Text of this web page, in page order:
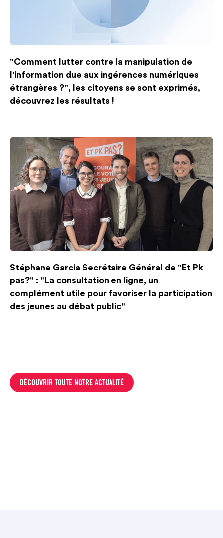
"Comment lutter contre la manipulation de
l'information due aux ingérences numériques
étrangères ?", les citoyens se sont exprimés,
découvrez les résultats !
Stéphane Garcia Secrétaire Général de "Et Pk
pas?" : "La consultation en ligne, un
complément utile pour favoriser la participation
des jeunes au débat public"
DÉCOUVRIR TOUTE NOTRE ACTUALITÉ